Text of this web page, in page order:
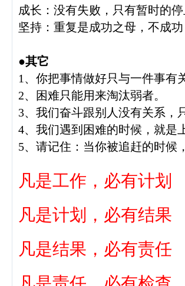
成长：没有失败，只有暂时的停
坚持：重复是成功之母，不成
●其它
1、你把事情做好只与一件事有
2、困难只能用来淘汰弱者。
3、我们奋斗跟别人没有关系，
4、我们遇到困难的时候，就是
5、请记住：当你被追赶的时候
凡是工作，必有计划
凡是计划，必有结果
凡是结果，必有责任